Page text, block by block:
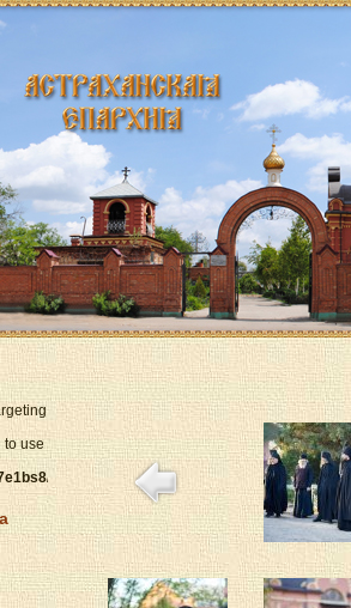
to use
data/www/httpdocs/modules/mod_menu/